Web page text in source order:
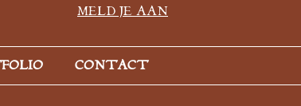
MELD JE AAN
CONTACT